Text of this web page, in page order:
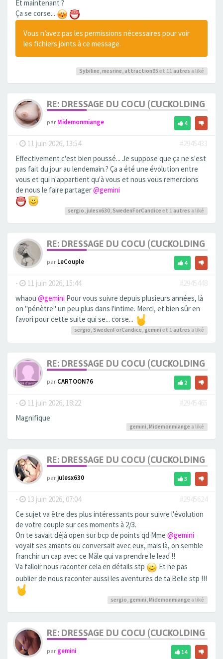
Et maintenant ?
Ça se corse...
Vous n’avez pas les permissions nécessaires pour voir
les fichiers joints à ce message.
Sybiline mesrine attraction95 et 11 autres a liké
RE: DRESSAGE DU COCU (CUCKOLDING
parMidemonmiange 4
- 11 juin 2026, 13:54
#2945433
Effectivement c'est bien poussé... Je suppose que ça ne s'est
pas fait du jour au lendemain.? Ça a été une évolution entre
vous et qui n'appartient qu'à vous et nous vous remercions
de nous le faire partager@gemini
sergio julesx630 SwedenForCandice et 1 autres a liké
RE: DRESSAGE DU COCU (CUCKOLDING
parLeCouple 4
- 11 juin 2026, 15:44
#2945448
whaou @gemini Pour vous suivre depuis plusieurs années, là
on "pénètre" un peu plus dans l'intime. Merci, et bien sûr en
favori pour cette suite qui se... corse...
sergio, SwedenForCandice, gemini et 1 autres a liké
RE: DRESSAGE DU COCU (CUCKOLDING
parCARTOON76 2
- 11 juin 2026, 18:22
#2945465
Magnifique
gemini, Midemonmiange a liké
RE: DRESSAGE DU COCU (CUCKOLDING
parjulesx630 3
- 13 juin 2026, 07:04
#2945624
Ce sujet va être des plus intéressants pour suivre l'évolution
de votre couple sur ces moments à 2/3.
On te savait déjà open sur bcp de points qd Mme @gemini
voyait ses amants ou conversait avec eux, mais là, on semble
franchir un cap avec ce Mâle qui va prendre le lead !!
Va falloir nous raconter cela en détails stp
Et ne pas
oublier de nous raconter aussi les aventures de ta Belle stp !!!
sergio, gemini, Midemonmiange a liké
RE: DRESSAGE DU COCU (CUCKOLDING
pargemini 14